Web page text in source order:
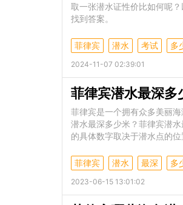
取一张潜水证性价比如何呢
找到答案。
菲律宾 潜水 考试 多
2024-11-07 02:39:01
菲律宾潜水最深多
菲律宾是一个拥有众多美丽
潜水最深多少米？菲律宾潜
的具体数字取决于潜水点的位
菲律宾 潜水 最深 多
2023-06-15 13:01:02